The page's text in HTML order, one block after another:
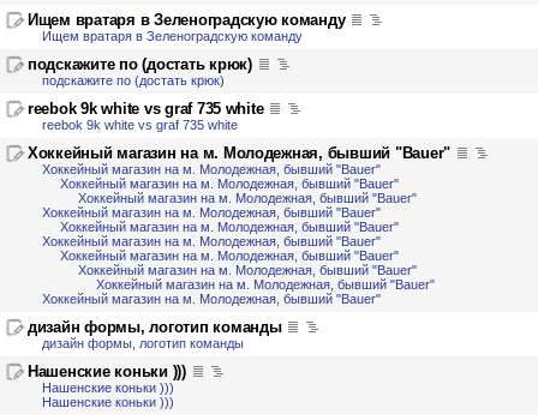
Ищем вратаря в Зеленоградскую команду
Ищем вратаря в Зеленоградскую команду
подскажите по (достать крюк)
подскажите по (достать крюк)
reebok 9k white vs graf 735 white
reebok 9k white vs graf 735 white
Хоккейный магазин на м. Молодежная, бывший "Bauer"
Хоккейный магазин на м. Молодежная, бывший "Bauer"
Хоккейный магазин на м. Молодежная, бывший "Bauer"
Хоккейный магазин на м. Молодежная, бывший "Bauer"
Хоккейный магазин на м. Молодежная, бывший "Bauer"
Хоккейный магазин на м. Молодежная, бывший "Bauer"
Хоккейный магазин на м. Молодежная, бывший "Bauer"
Хоккейный магазин на м. Молодежная, бывший "Bauer"
Хоккейный магазин на м. Молодежная, бывший "Bauer"
Хоккейный магазин на м. Молодежная, бывший "Bauer"
Хоккейный магазин на м. Молодежная, бывший "Bauer"
дизайн формы, логотип команды
дизайн формы, логотип команды
Нашенские коньки )))
Нашенские коньки )))
Нашенские коньки )))